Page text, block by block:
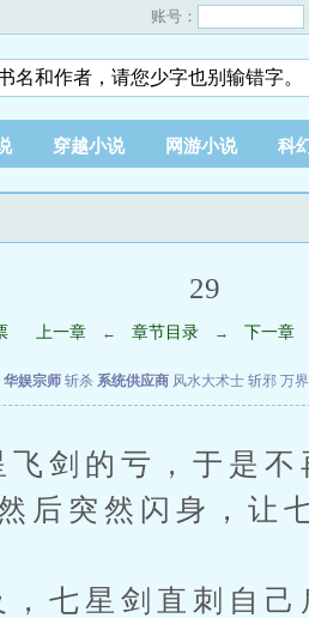
账号：
穿越小说 网游小说 科
29
上一章 ← 章节目录 → 下一章
华娱宗师 斩杀 系统供应商 风水大术士 斩邪 万
剑的亏，于是不
后突然闪身，让
七星剑直刺自己